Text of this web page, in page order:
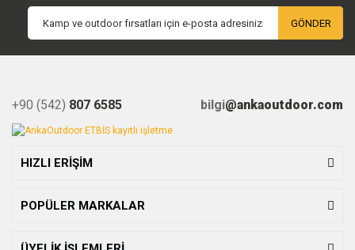
GÖNDER
+90 (542) 807 6585 bilgi@ankaoutdoor.com
HIZLI ERİŞİM
POPÜLER MARKALAR